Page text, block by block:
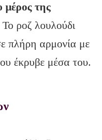
της
Το ροζ λουλούδι
πλήρη αρμονία με
έκρυβε μέσα του.